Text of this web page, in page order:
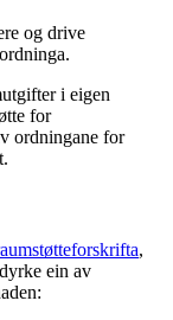
og drive
i eigen
for
ordningane for
,
ein av